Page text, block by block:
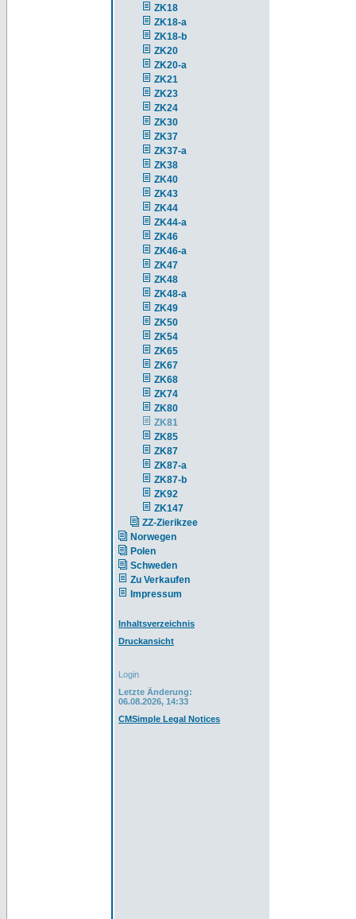
ZK18
ZK18-a
ZK18-b
ZK20
ZK20-a
ZK21
ZK23
ZK24
ZK30
ZK37
ZK37-a
ZK38
ZK40
ZK43
ZK44
ZK44-a
ZK46
ZK46-a
ZK47
ZK48
ZK48-a
ZK49
ZK50
ZK54
ZK65
ZK67
ZK68
ZK74
ZK80
ZK81
ZK85
ZK87
ZK87-a
ZK87-b
ZK92
ZK147
ZZ-Zierikzee
Norwegen
Polen
Schweden
Zu Verkaufen
Impressum
Inhaltsverzeichnis
Druckansicht
Login
Letzte Änderung:
06.08.2026, 14:33
CMSimple Legal Notices